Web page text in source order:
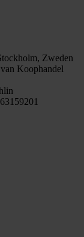
Zweden
Koophandel